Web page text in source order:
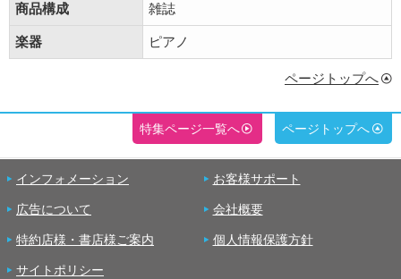
商品構成 雑誌
楽器 ピアノ
ページトップへ
特集ページ一覧へ ページトップへ
インフォメーション お客様サポート
広告について 会社概要
特約店様・書店様ご案内 個人情報保護方針
サイトポリシー